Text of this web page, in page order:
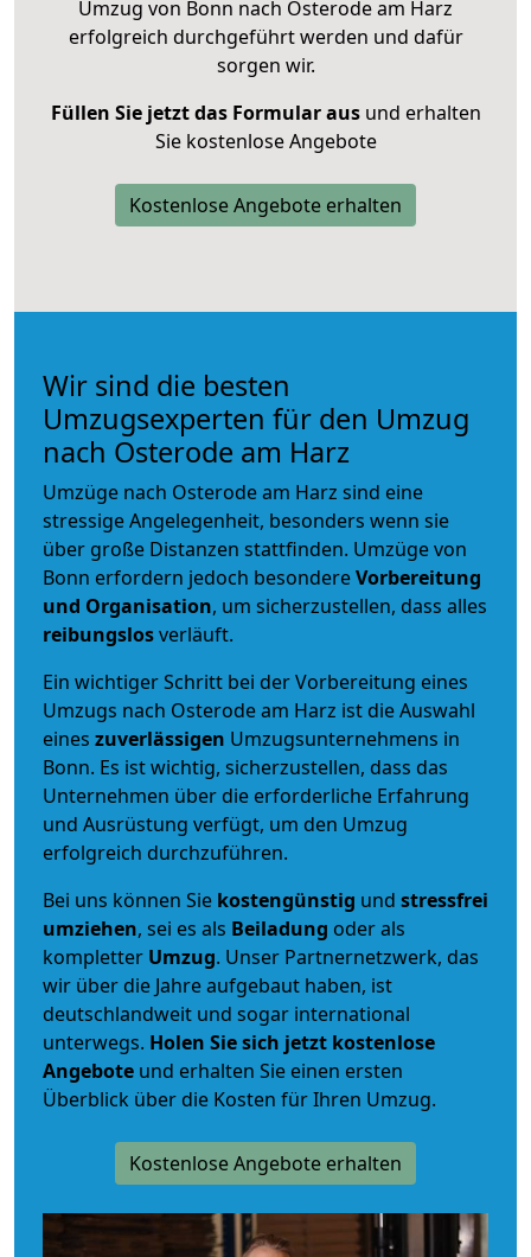
Umzug von Bonn nach Osterode am Harz
erfolgreich durchgeführt werden und dafür
sorgen wir.
Füllen Sie jetzt das Formular ausund erhalten
Sie kostenlose Angebote
Kostenlose Angebote erhalten
Wir sind die besten
Umzugsexperten für den Umzug
nach Osterode am Harz
Umzüge nach Osterode am Harz sind eine
stressige Angelegenheit, besonders wenn sie
über große Distanzen stattfinden. Umzüge von
Bonn erfordern jedoch besondereVorbereitung
und Organisation, um sicherzustellen, dass alles
reibungslosverläuft.
Ein wichtiger Schritt bei der Vorbereitung eines
Umzugs nach Osterode am Harz ist die Auswahl
eines zuverlässigen Umzugsunternehmens in
Bonn. Es ist wichtig, sicherzustellen, dass das
Unternehmen über die erforderliche Erfahrung
und Ausrüstung verfügt, um den Umzug
erfolgreich durchzuführen.
Bei uns können Sie kostengünstig und stressfrei
umziehen, sei es als Beiladung oder als
kompletter Umzug. Unser Partnernetzwerk, das
wir über die Jahre aufgebaut haben, ist
deutschlandweit und sogar international
unterwegs. Holen Sie sich jetzt kostenlose
Angebote und erhalten Sie einen ersten
Überblick über die Kosten für Ihren Umzug.
Kostenlose Angebote erhalten